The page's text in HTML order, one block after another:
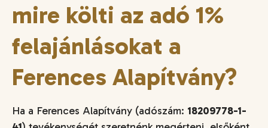
mire költi az adó 1%
felajánlásokat a
Ferences Alapítvány?
Ha a Ferences Alapítvány (adószám: 18209778-1-